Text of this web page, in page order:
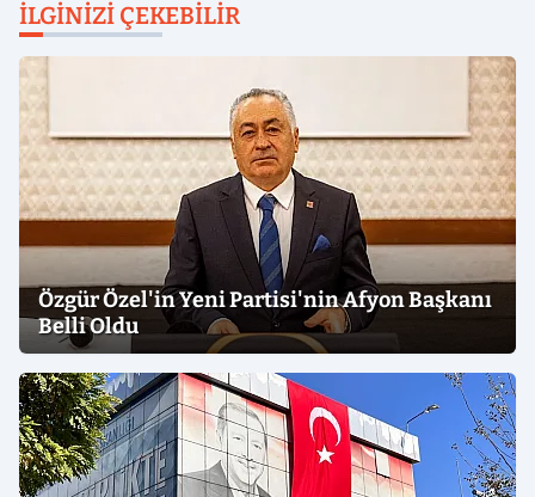
İLGINIZI ÇEKEBILIR
Özgür Özel'in Yeni Partisi'nin Afyon Başkanı
Belli Oldu